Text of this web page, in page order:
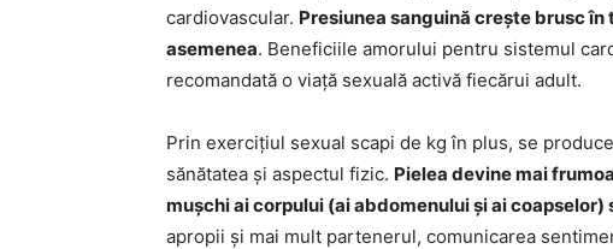
cardiovascular. Presiunea sanguină crește brusc
asemenea. Beneficiile amorului pentru sistemul
recomandată o viață sexuală activă fiecărui adult.
Prin exercițiul sexual scapi de kg în plus, se
sănătatea și aspectul fizic. Pielea devine mai
mușchi ai corpului (ai abdomenului și ai
apropii și mai mult partenerul, comunicarea